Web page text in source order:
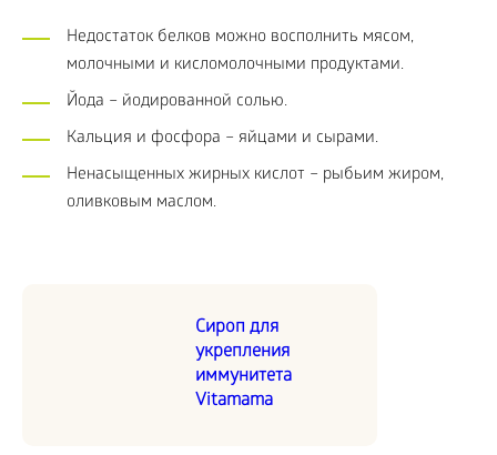
Недостаток белков можно восполнить мясом,
молочными и кисломолочными продуктами.
Йода – йодированной солью.
Кальция и фосфора – яйцами и сырами.
Ненасыщенных жирных кислот – рыбьим жиром,
оливковым маслом.
Сироп для
укрепления
иммунитета
Vitamama